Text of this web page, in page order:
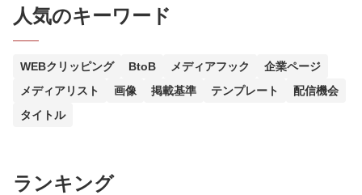
人気のキーワード
WEBクリッピング BtoB メディアフック
企業ページ
メディアリスト
画像 掲載基準 テンプレート
配信機会
タイトル
ランキング